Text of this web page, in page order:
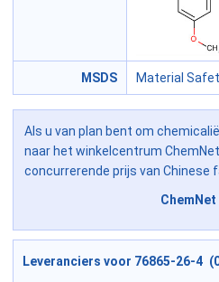
MSDS Material
Als u van plan bent om
naar het winkelcentrum
concurrerende prijs van Chinese
ChemNet
Leveranciers voor 76865-26-4